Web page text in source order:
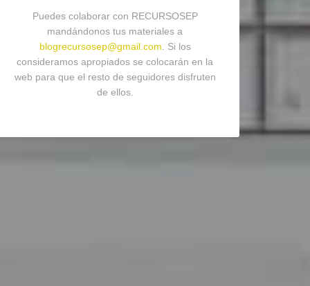
Puedes colaborar con RECURSOSEP
mandándonos tus materiales a
blogrecursosep@gmail.com . Si los
consideramos apropiados se colocarán en la
web para que el resto de seguidores disfruten
de ellos.